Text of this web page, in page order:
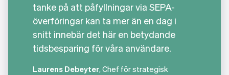
tanke på att påfyllningar via SEPA-
överföringar kan ta mer än en dag i
snitt innebär det här en betydande
tidsbesparing för våra användare.
Laurens Debeyter, Chef för strategisk